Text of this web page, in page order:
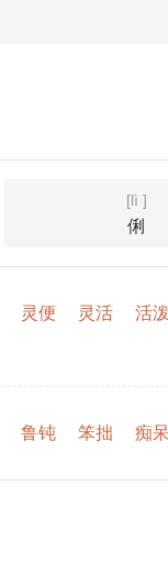
[lì ]
俐
灵便 灵活 活
鲁钝 笨拙 痴呆